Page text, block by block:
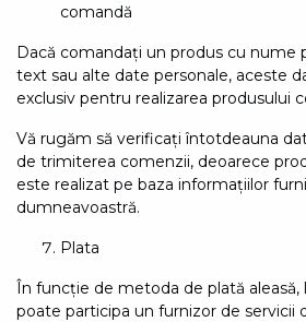
comandă
Dacă comandați un produs cu nume
text sau alte date personale, aceste
exclusiv pentru realizarea produsului
Vă rugăm să verificați întotdeauna
de trimiterea comenzii, deoarece
este realizat pe baza informațiilor
dumneavoastră.
Plata
În funcție de metoda de plată aleasă,
poate participa un furnizor de servicii